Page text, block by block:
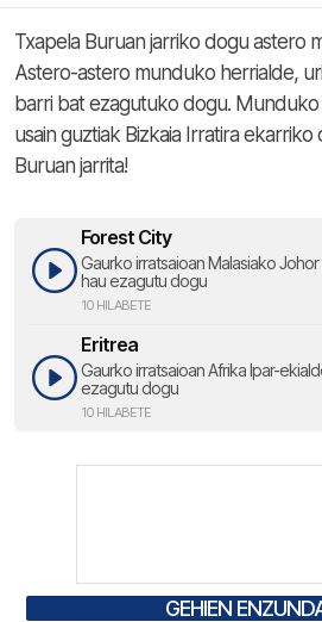
Txapela Buruan jarriko dogu astero
Astero-astero munduko herrialde,
barri bat ezagutuko dogu.
usain guztiak Bizkaia Irratira
Buruan jarrita!
Forest City
Gaurko irratsaioan Malasiako
hau ezagutu dogu
10 HILABETE
Eritrea
Gaurko irratsaioan Afrika Ipar-
ezagutu dogu
10 HILABETE
GEHIEN